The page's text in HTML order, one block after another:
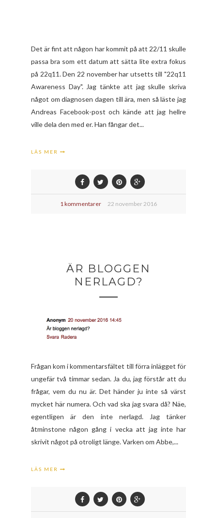
Det är fint att någon har kommit på att 22/11 skulle
passa bra som ett datum att sätta lite extra fokus
på 22q11. Den 22 november har utsetts till "22q11
Awareness Day". Jag tänkte att jag skulle skriva
något om diagnosen dagen till ära, men så läste jag
Andreas Facebook-post och kände att jag hellre
ville dela den med er. Han fångar det...
LÄS MER
1 kommentarer 22 november 2016
ÄR BLOGGEN
NERLAGD?
Frågan kom i kommentarsfältet till förra inlägget för
ungefär två timmar sedan. Ja du, jag förstår att du
frågar, vem du nu är. Det händer ju inte så värst
mycket här numera. Och vad ska jag svara då? Näe,
egentligen är den inte nerlagd. Jag tänker
åtminstone någon gång i vecka att jag inte har
skrivit något på otroligt länge. Varken om Abbe,...
LÄS MER